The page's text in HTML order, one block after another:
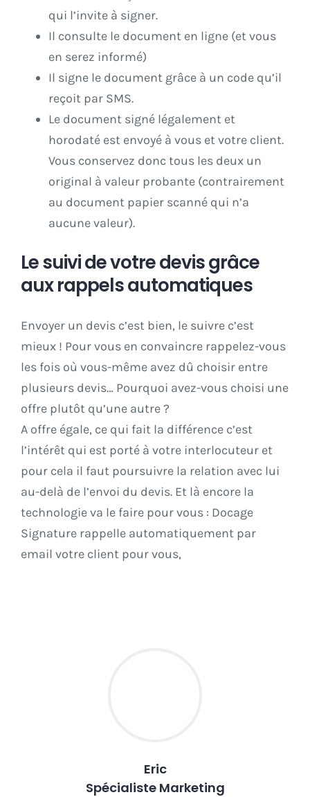
qui l’invite à signer.
Il consulte le document en ligne (et vous
en serez informé)
Il signe le document grâce à un code qu’il
reçoit par SMS.
Le document signé légalement et
horodaté est envoyé à vous et votre client.
Vous conservez donc tous les deux un
original à valeur probante (contrairement
au document papier scanné qui n’a
aucune valeur).
Le suivi de votre devis grâce
aux rappels automatiques
Envoyer un devis c’est bien, le suivre c’est
mieux ! Pour vous en convaincre rappelez-vous
les fois où vous-même avez dû choisir entre
plusieurs devis… Pourquoi avez-vous choisi une
offre plutôt qu’une autre ?
A offre égale, ce qui fait la différence c’est
l’intérêt qui est porté à votre interlocuteur et
pour cela il faut poursuivre la relation avec lui
au-delà de l’envoi du devis. Et là encore la
technologie va le faire pour vous : Docage
Signature rappelle automatiquement par
email votre client pour vous,
Eric
Spécialiste Marketing